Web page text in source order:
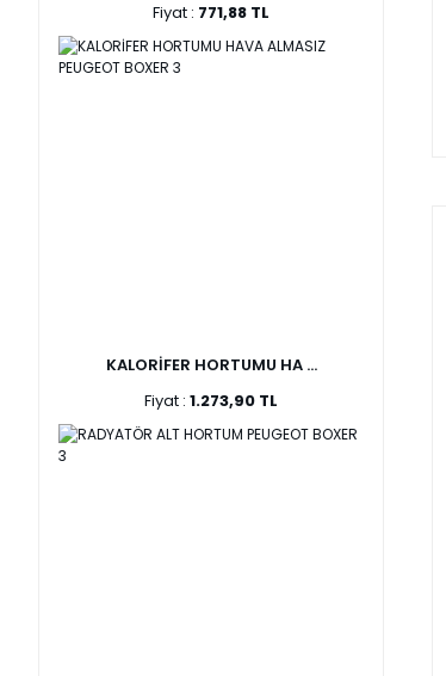
Fiyat : 771,88 TL
KALORİFER HORTUMU HA ...
Fiyat : 1.273,90 TL